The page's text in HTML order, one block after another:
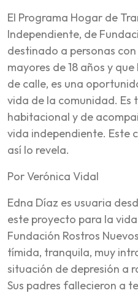
El Programa Hogar de
Independiente, de
destinado a personas
mayores de 18 años y
de calle, es una
vida de la comunidad. Es
habitacional y de
vida independiente. Este
así lo revela.
Por Verónica Vidal
Edna Díaz es usuaria
este proyecto para la
Fundación Rostros
tímida, tranquila, muy
situación de depresión a
Sus padres fallecieron a